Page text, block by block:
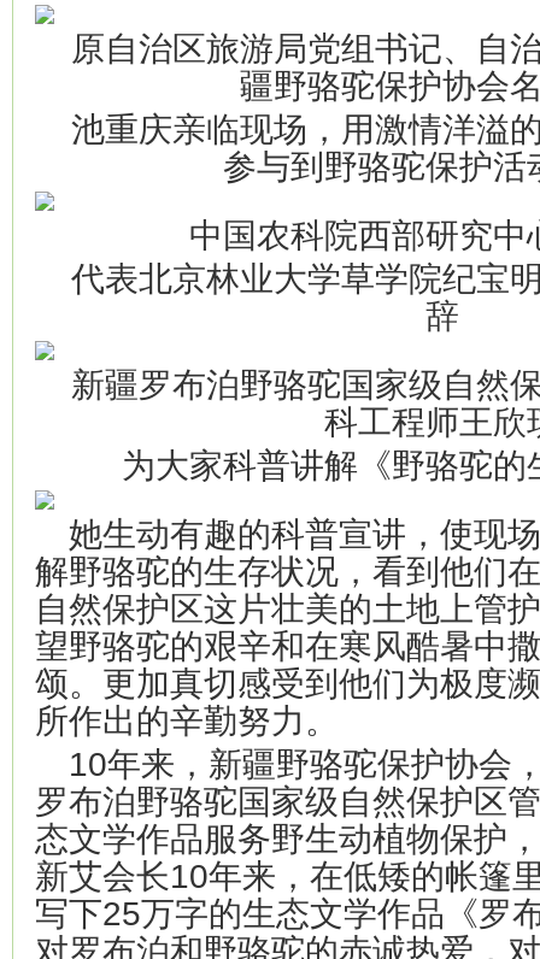
原自治区旅游局党组书记、自
疆野骆驼保护协会
池重庆亲临现场，用激情洋溢
参与到野骆驼保护活
中国农科院西部研究中
代表北京林业大学草学院纪宝
辞
新疆罗布泊野骆驼国家级自然
科工程师王欣
为大家科普讲解《野骆驼
她生动有趣的科普宣讲，使现
解野骆驼的生存状况，看到他们
自然保护区这片壮美的土地上管
望野骆驼的艰辛和在寒风酷暑中
颂。更加真切感受到他们为极度
所作出的辛勤努力。
10年来，新疆野骆驼保护协会
罗布泊野骆驼国家级自然保护区
态文学作品服务野生动植物保护
新艾会长10年来，在低矮的帐篷
写下25万字的生态文学作品《罗
对罗布泊和野骆驼的赤诚热爱，